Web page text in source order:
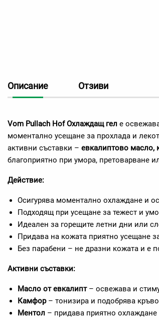
Описание Отзиви
Vom Pullach Hof Охлаждащ гел е
моментално усещане за прохлада и
активни съставки – евкалиптово масло,
благоприятно при умора, претоварване
Действие:
Осигурява моментално охлаждане и
Подходящ при усещане за тежест и
Идеален за горещите летни дни или
Придава на кожата приятно усещане
Без парабени – не дразни кожата и е
Активни съставки:
Масло от евкалипт– освежава и
Камфор– тонизира и подобрява
Ментол – придава приятно